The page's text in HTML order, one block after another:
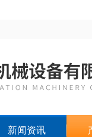
新闻资讯